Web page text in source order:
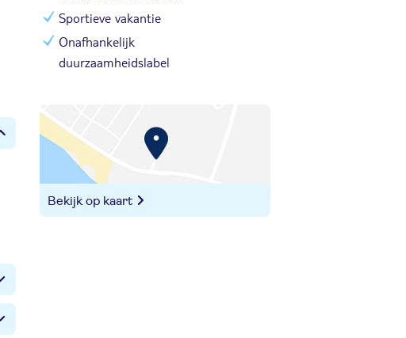
Sportieve vakantie
Onafhankelijk
duurzaamheidslabel
Bekijk op kaart